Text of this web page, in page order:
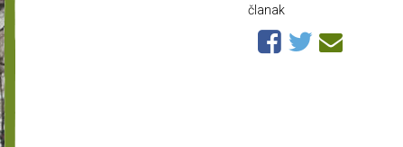
članak